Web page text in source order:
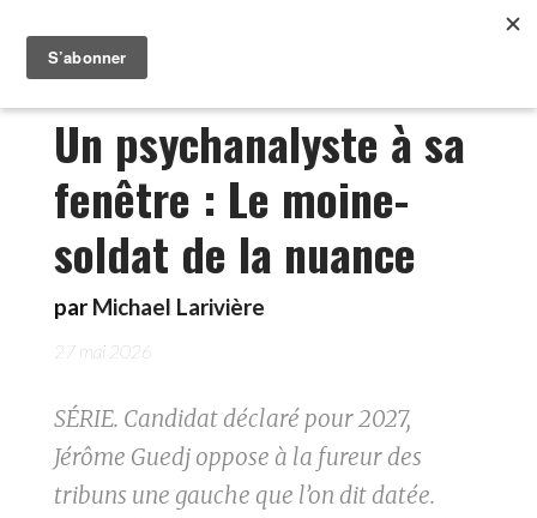
Un psychanalyste à sa
fenêtre : Le moine-
soldat de la nuance
par Michael Larivière
27 mai 2026
SÉRIE. Candidat déclaré pour 2027,
Jérôme Guedj oppose à la fureur des
tribuns une gauche que l’on dit datée.